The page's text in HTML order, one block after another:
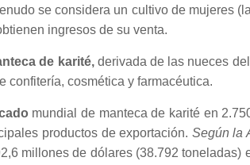
se considera un cultivo de mujeres
ingresos de su venta.
de karité,derivada de las nueces
confitería, cosmética y farmacéutica.
mundial de manteca de karité en
productos de exportación. Según la
millones de dólares (38.792